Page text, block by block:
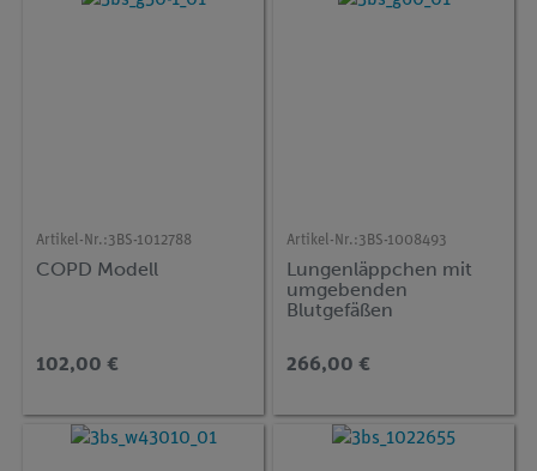
Artikel-Nr.:3BS-1012788
COPD Modell
102,00 €
Artikel-Nr.:3BS-1008493
Lungenläppchen mit
umgebenden
Blutgefäßen
266,00 €